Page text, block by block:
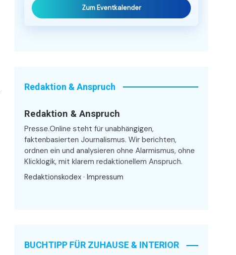
Zum Eventkalender
Redaktion & Anspruch
Redaktion & Anspruch
Presse.Online steht für unabhängigen,
faktenbasierten Journalismus. Wir berichten,
ordnen ein und analysieren ohne Alarmismus, ohne
Klicklogik, mit klarem redaktionellem Anspruch.
Redaktionskodex · Impressum
BUCHTIPP FÜR ZUHAUSE & INTERIOR